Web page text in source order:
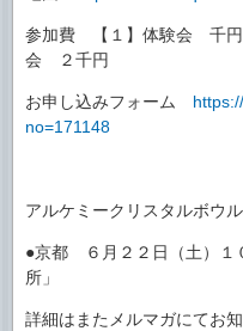
参加費 【１】体験会 千
会 ２千円
お申し込みフォーム
no=171148
アルケミークリスタルボウ
●京都 ６月２２日（土）１
所」
詳細はまたメルマガにてお